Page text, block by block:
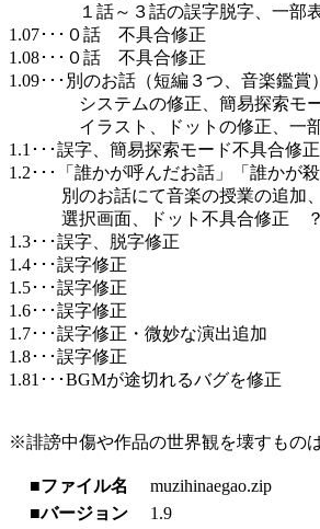
１話～３話の誤字脱字、一部表
1.07･･･０話 不具合修正
1.08･･･０話 不具合修正
1.09･･･別のお話（短編３つ、音楽鑑賞
システムの修正、簡易探索モー
イラスト、ドットの修正、一部
1.1･･･誤字、簡易探索モード不具合修正
1.2･･･「誰かが呼んだお話」「誰かが
別のお話にて音楽の授業の追加、
選択画面、ドット不具合修正 ？
1.3･･･誤字、脱字修正
1.4･･･誤字修正
1.5･･･誤字修正
1.6･･･誤字修正
1.7･･･誤字修正・微妙な演出追加
1.8･･･誤字修正
1.81･･･BGMが途切れるバグを修正
※誹謗中傷や作品の世界観を壊すもの
■ファイル名
muzihinaegao.zip
■バージョン
1.9